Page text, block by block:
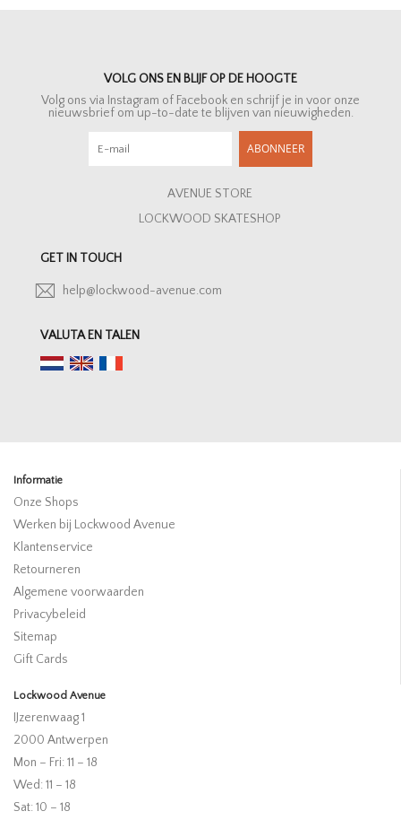
VOLG ONS EN BLIJF OP DE HOOGTE
Volg ons via Instagram of Facebook en schrijf je in voor onze
nieuwsbrief om up-to-date te blijven van nieuwigheden.
ABONNEER
AVENUE STORE
LOCKWOOD SKATESHOP
GET IN TOUCH
help@lockwood-avenue.com
VALUTA EN TALEN
Informatie
Onze Shops
Werken bij Lockwood Avenue
Klantenservice
Retourneren
Algemene voorwaarden
Privacybeleid
Sitemap
Gift Cards
Lockwood Avenue
IJzerenwaag 1
2000 Antwerpen
Mon – Fri: 11 – 18
Wed: 11 – 18
Sat: 10 – 18